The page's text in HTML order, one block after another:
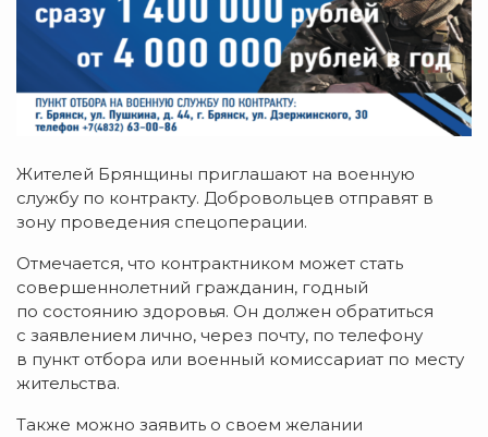
Жителей Брянщины приглашают на военную
службу по контракту. Добровольцев отправят в
зону проведения спецоперации.
Отмечается, что контрактником может стать
совершеннолетний гражданин, годный
по состоянию здоровья. Он должен обратиться
с заявлением лично, через почту, по телефону
в пункт отбора или военный комиссариат по месту
жительства.
Также можно заявить о своем желании